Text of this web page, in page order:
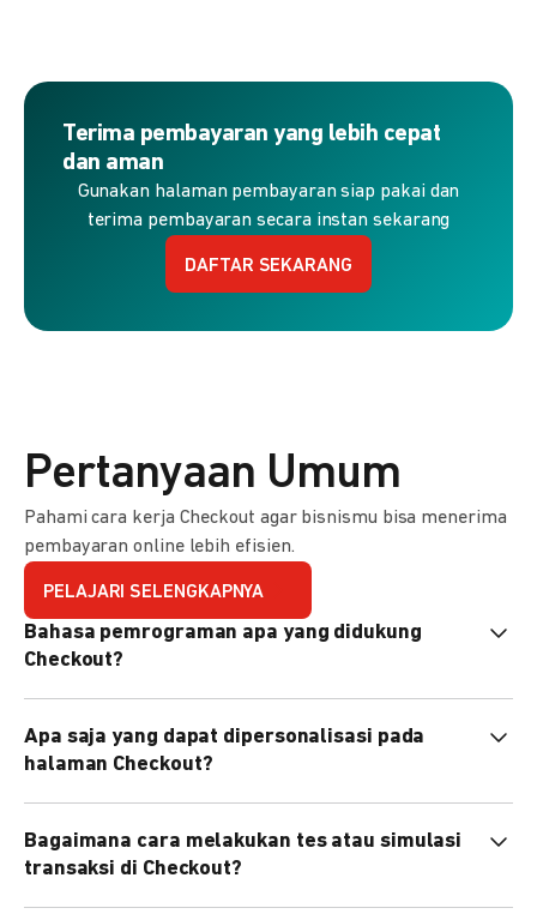
Terima pembayaran yang lebih cepat
dan aman
Gunakan halaman pembayaran siap pakai dan
terima pembayaran secara instan sekarang
DAFTAR SEKARANG
Pertanyaan Umum
Pahami cara kerja Checkout agar bisnismu bisa menerima
pembayaran online lebih efisien.
PELAJARI SELENGKAPNYA
Bahasa pemrograman apa yang didukung
Checkout?
PHP, Node.js, Go, dll).
Apa saja yang dapat dipersonalisasi pada
halaman Checkout?
preferensi bahasa, dan urutan metode pembayaran sesuai
kebutuhan brand Anda.
Bagaimana cara melakukan tes atau simulasi
transaksi di Checkout?